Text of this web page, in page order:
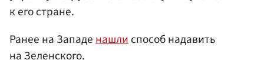
к его стране.
Ранее на Западенашлиспособ надавить
на Зеленского.